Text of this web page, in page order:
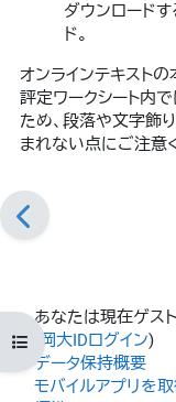
コースインデックスを開
ダウンロードす
ド。
オンラインテキスト
評定ワークシート内
ため、段落や文字飾
まれない点にご注意
あなたは現在ゲス
岡大IDログイン)
データ保持概要
モバイルアプリを